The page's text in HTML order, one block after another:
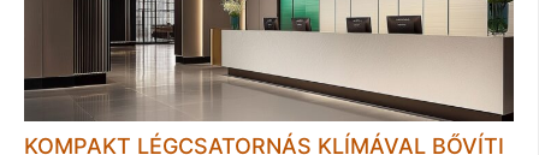
KOMPAKT LÉGCSATORNÁS KLÍMÁVAL BŐVÍTI